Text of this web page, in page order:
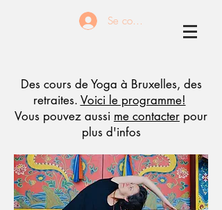
Se connecter
Des cours de Yoga à Bruxelles, des
retraites. Voici le programme!
Vous pouvez aussi me contacter pour
plus d'infos